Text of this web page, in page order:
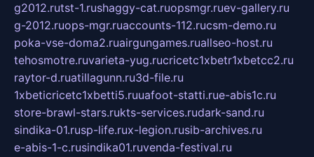
g2012.rutst-1.rushaggy-cat.ruopsmgr.ruev-gallery.ru
g-2012.ruops-mgr.ruaccounts-112.rucsm-demo.ru
poka-vse-doma2.ruairgungames.ruallseo-host.ru
tehosmotre.ruvarieta-yug.rucricetc1xbetr1xbetcc2.ru
raytor-d.ruatillagunn.ru3d-file.ru
1xbeticricetc1xbetti5.ruuafoot-statti.rue-abis1c.ru
store-brawl-stars.rukts-services.rudark-sand.ru
sindika-01.rusp-life.rux-legion.rusib-archives.ru
e-abis-1-c.rusindika01.ruvenda-festival.ru